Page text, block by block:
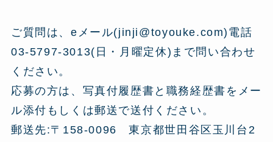
ご質問は、eメール(jinji@toyouke.com)電話
03-5797-3013(日・月曜定休)まで問い合わせ
ください。
応募の方は、写真付履歴書と職務経歴書をメー
ル添付もしくは郵送で送付ください。
郵送先:〒158-0096 東京都世田谷区玉川台2